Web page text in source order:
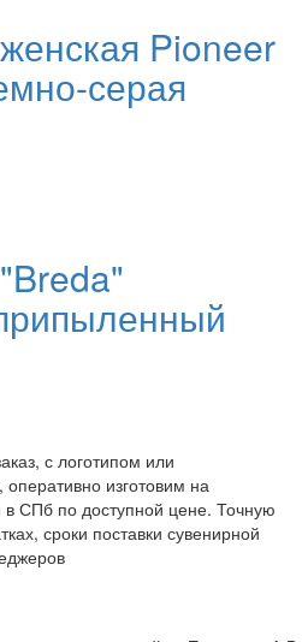
Pioneer
серая
с логотипом или
изготовим на
СПб по доступной цене. Точную
сроки поставки сувенирной